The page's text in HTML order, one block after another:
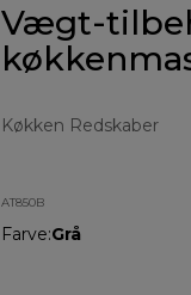
Vægt-
Køkken Redskaber
AT850B
Farve:Grå